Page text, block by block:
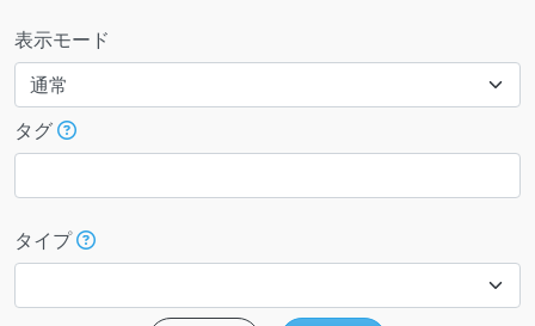
表示モード
タグ
タイプ